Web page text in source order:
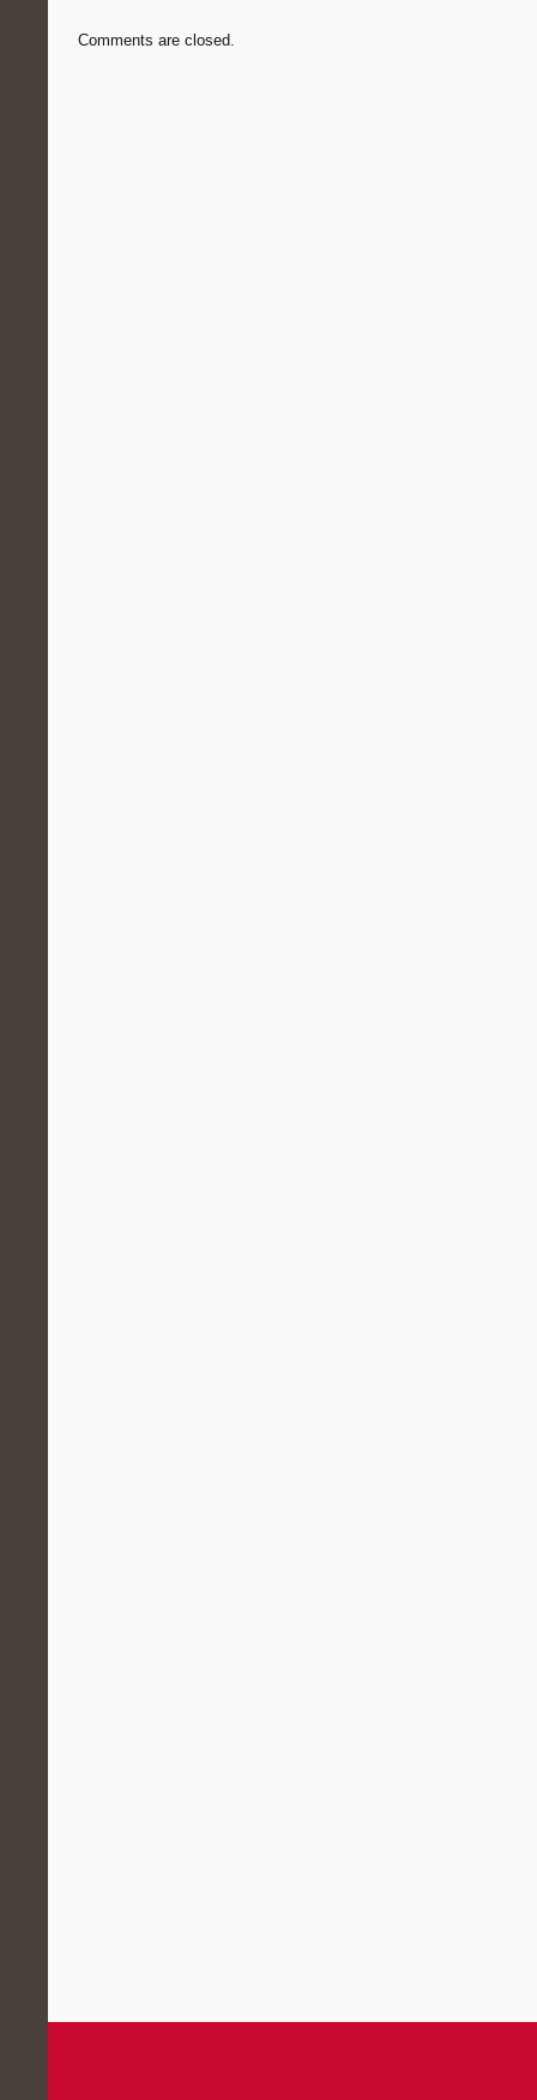
Comments are closed.